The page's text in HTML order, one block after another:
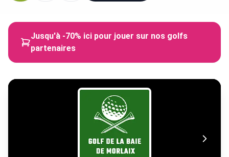
Jusqu'à -70% ici pour jouer sur nos golfs
partenaires